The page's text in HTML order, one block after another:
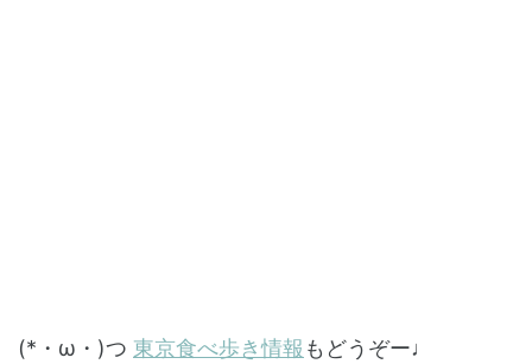
(*・ω・)つ 東京食べ歩き情報 もどうぞー♩